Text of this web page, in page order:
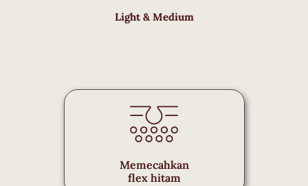
Light & Medium
Memecahkan
flex hitam